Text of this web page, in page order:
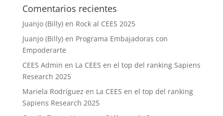
Comentarios recientes
Juanjo (Billy)en Rock al CEES 2025
Juanjo (Billy)en Programa Embajadoras con
Empoderarte
CEES Admin en La CEES en el top del ranking Sapiens
Research 2025
Mariela Rodríguez en La CEES en el top del ranking
Sapiens Research 2025